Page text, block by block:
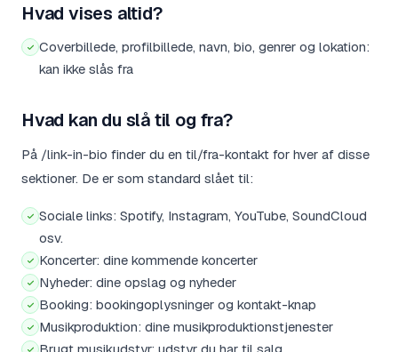
Hvad vises altid?
Coverbillede, profilbillede, navn, bio, genrer og lokation:
kan ikke slås fra
Hvad kan du slå til og fra?
På /link-in-bio finder du en til/fra-kontakt for hver af disse
sektioner. De er som standard slået til:
Sociale links: Spotify, Instagram, YouTube, SoundCloud
osv.
Koncerter: dine kommende koncerter
Nyheder: dine opslag og nyheder
Booking: bookingoplysninger og kontakt-knap
Musikproduktion: dine musikproduktionstjenester